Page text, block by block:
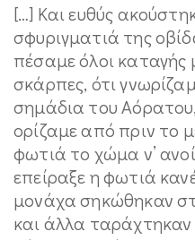
[…] Και ευθύς
σφυριγματιά της
πέσαμε όλοι
σκάρπες, ότι
σημάδια του Αόρατου,
ορίζαμε από πριν το
φωτιά το χώμα ν’
επείραξε η φωτιά
μονάχα σηκώθηκαν
και άλλα ταράχτηκαν